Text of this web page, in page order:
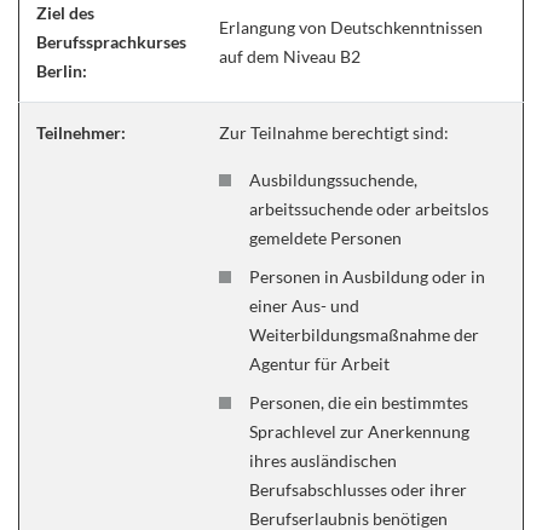
Ziel des
Berufssprachkurses
Berlin:
Erlangung von Deutschkenntnissen
auf dem Niveau B2
Teilnehmer: Zur Teilnahme berechtigt sind:
Ausbildungssuchende,
arbeitssuchende oder arbeitslos
gemeldete Personen
Personen in Ausbildung oder in
einer Aus- und
Weiterbildungsmaßnahme der
Agentur für Arbeit
Personen, die ein bestimmtes
Sprachlevel zur Anerkennung
ihres ausländischen
Berufsabschlusses oder ihrer
Berufserlaubnis benötigen